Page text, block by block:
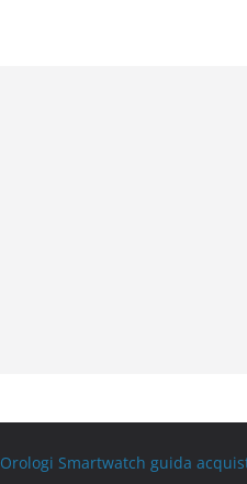
Orologi Smartwatch guida